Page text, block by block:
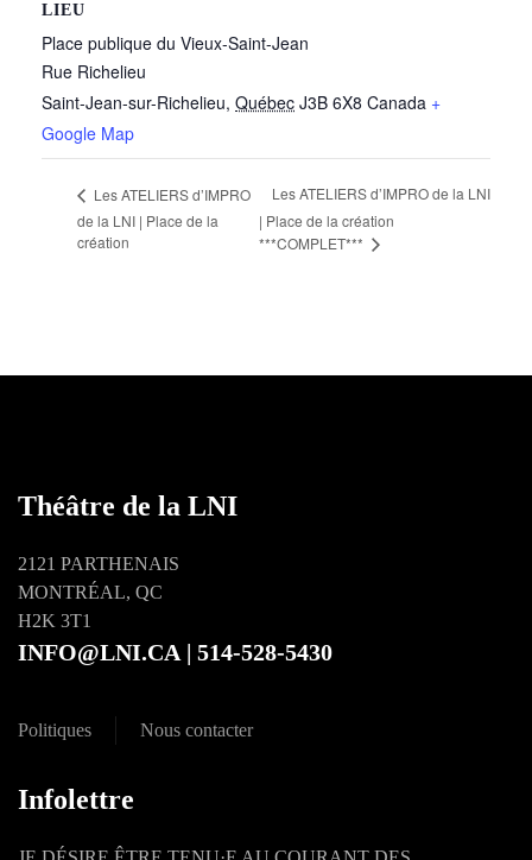
LIEU
Place publique du Vieux-Saint-Jean
Rue Richelieu
Saint-Jean-sur-Richelieu, Québec J3B 6X8 Canada +
Google Map
Les ATELIERS d’IMPRO
de la LNI | Place de la
création
Les ATELIERS d’IMPRO de la LNI
| Place de la création
***COMPLET***
Théâtre de la LNI
2121 PARTHENAIS
MONTRÉAL, QC
H2K 3T1
INFO@LNI.CA | 514-528-5430
Politiques Nous contacter
Infolettre